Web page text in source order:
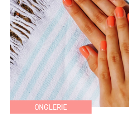
ONGLERIE